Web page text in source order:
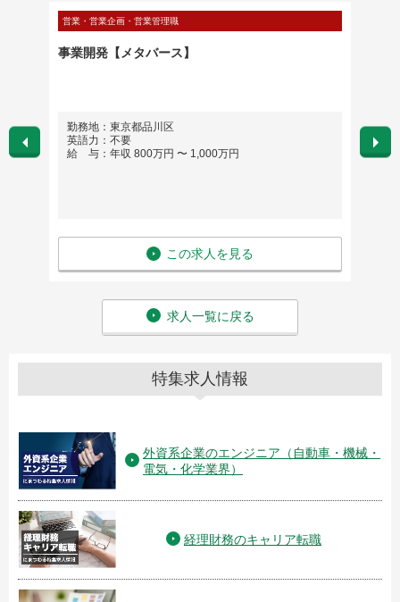
営業・営業企画・営業管理職
事業開発【メタバース】
勤務地：東京都品川区
英語力：不要
給 与：年収 800万円 〜 1,000万円
この求人を見る
勤務
英語
給
求人一覧に戻る
特集求人情報
外資系企業のエンジニア（自動車・機械・
電気・化学業界）
経理財務のキャリア転職